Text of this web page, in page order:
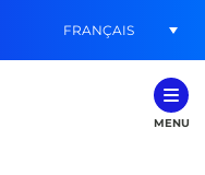
FRANÇAIS
MENU